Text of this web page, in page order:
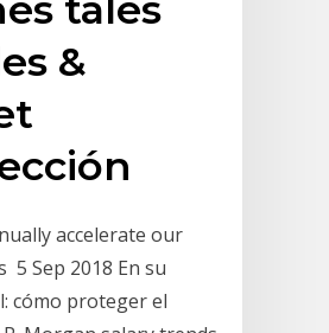
&
accelerate our
Sep 2018 En su
cómo proteger el